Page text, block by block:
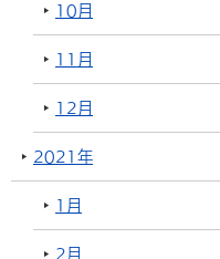
10月
11月
12月
2021年
1月
2月